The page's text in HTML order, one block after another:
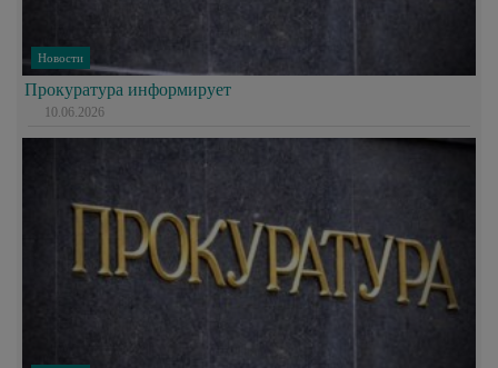
Новости
Прокуратура информирует
10.06.2026